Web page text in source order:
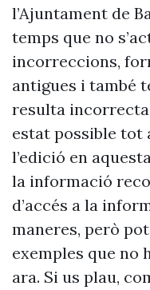
l’Ajuntament de
temps que no
incorreccions,
antigues i també
resulta incorrecta
estat possible tot
l’edició en
la informació
d’accés a la
maneres, però
exemples que no
ara. Si us plau,